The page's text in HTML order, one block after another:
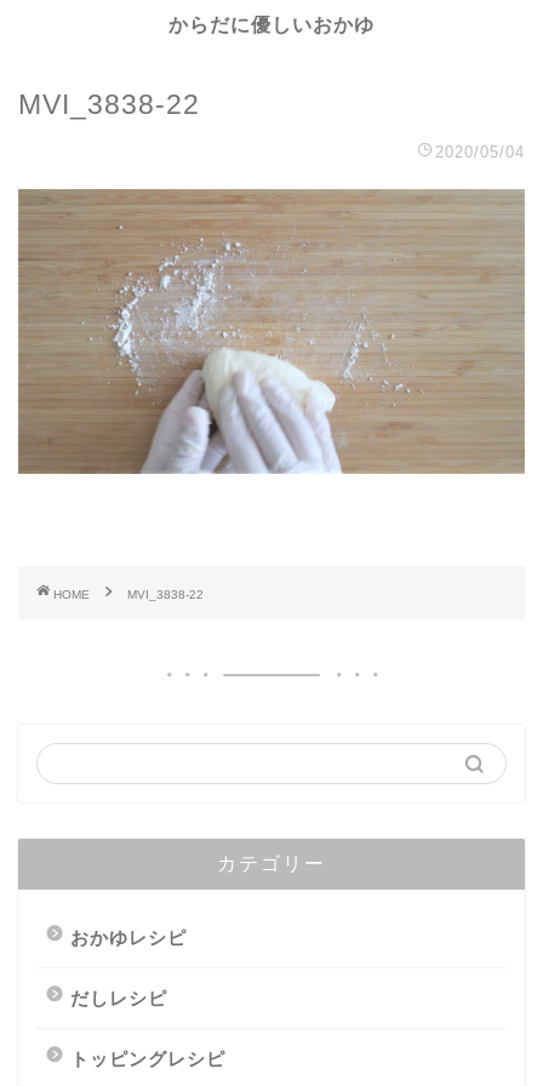
からだに優しいおかゆ
MVI_3838-22
2020/05/04
HOME MVI_3838-22
カテゴリー
おかゆレシピ
だしレシピ
トッピングレシピ